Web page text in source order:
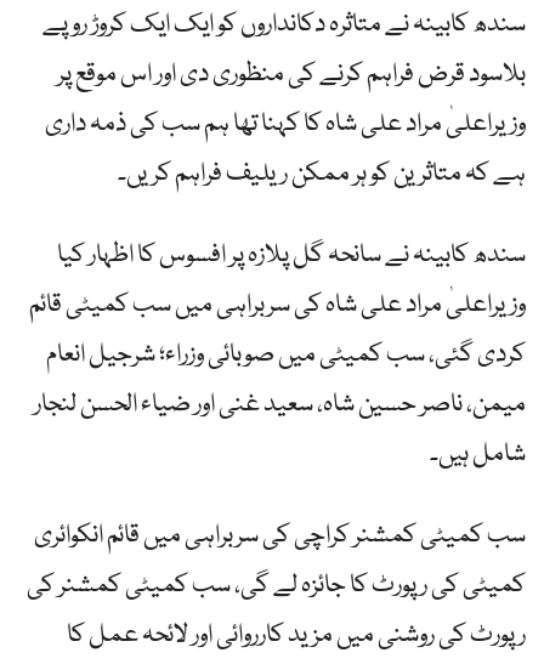
سندھ کابینہ نے متاثرہ دکانداروں کو ایک ایک کروڑ روپے
بلاسود قرض فراہم کرنے کی منظوری دی اور اس موقع پر
وزیراعلیٰ مراد علی شاہ کا کہنا تھا ہم سب کی ذمہ داری
ہے کہ متاثرین کو ہر ممکن ریلیف فراہم کریں۔
سندھ کابینہ نے سانحہ گل پلازہ پر افسوس کا اظہار کیا
وزیراعلیٰ مراد علی شاہ کی سربراہی میں سب کمیٹی قائم
کردی گئی، سب کمیٹی میں صوبائی وزراء؛ شرجیل انعام
میمن، ناصر حسین شاہ، سعید غنی اور ضیاء الحسن لنجار
شامل ہیں۔
سب کمیٹی کمشنر کراچی کی سربراہی میں قائم انکوائری
کمیٹی کی رپورٹ کا جائزہ لے گی، سب کمیٹی کمشنر کی
رپورٹ کی روشنی میں مزید کارروائی اور لائحہ عمل کا